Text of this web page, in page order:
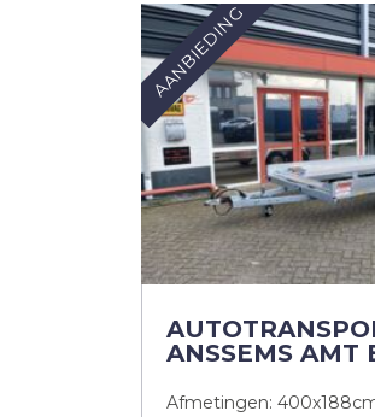
AANBIEDING
ANSSEMS AMT
Afmetingen: